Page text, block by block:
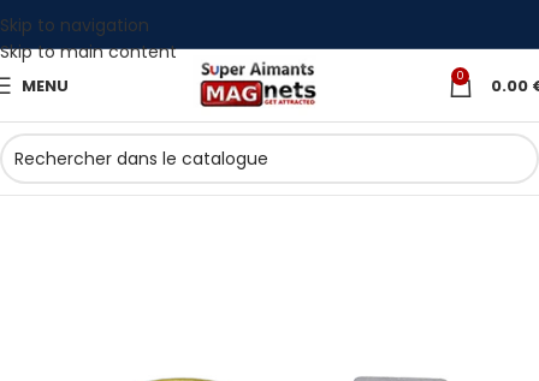
Skip to navigation
Skip to main content
MENU 0 0.00